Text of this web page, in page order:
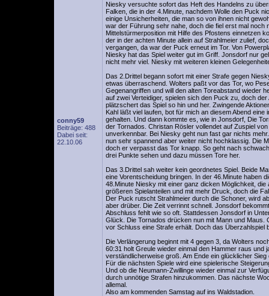
conny59
Beiträge: 488
Dabei seit:
22.10.06
Niesky versuchte sofort das Heft des Handelns zu
Falken, die in der 4.Minute, nachdem Wolle den Puck
einige Unsicherheiten, die man so von ihnen nicht
war der Führung sehr nahe, doch die fiel erst mal
Mittelstürmerposition mit Hilfe des Pfostens einnetzen
der in der achten Minute allein auf Strahlmeier zulief,
vergangen, da war der Puck erneut im Tor. Von
Niesky hat das Spiel weiter gut im Griff. Jonsdorf nur
nicht mehr viel. Niesky mit weiteren kleinen
Das 2.Drittel begann sofort mit einer Strafe gegen
etwas überraschend. Wolters paßt vor das Tor, wo
Gegenangriffen und will den alten Toreabstand wieder
auf zwei Verteidiger, spielen sich den Puck zu, doch
plätzschert das Spiel so hin und her. Zwingende
Kahl läßt viel laufen, bot für mich an diesem Abend
gehalten. Und dann kommte es, wie in Jonsdorf, Die
der Tornados. Christan Rösler vollendet auf Zuspiel
unverkennbar. Bei Niesky geht nun fast gar nichts
nun sehr spannend aber weiter nicht hochklassig. Die
doch er verpasst das Tor knapp. So geht nach
drei Punkte sehen und dazu müssen Tore her.
Das 3.Drittel sah weiter kein geordnetes Spiel. Beide
eine Vorentscheidung bringen. In der 46.Minute haben
48.Minute Niesky mit einer ganz dicken Möglichkeit,
größeren Spielanteilen und mit mehr Druck, doch die
Der Puck rutscht Strahlmeier durch die Schoner, wird
aber drüber. Die Zeit verrinnt schnell. Jonsdorf
Abschluss fehlt wie so oft. Stattdessen Jonsdorf in
Glück. Die Tornados drücken nun mit Mann und
vor Schluss eine Strafe erhält. Doch das Überzahlspiel
Die Verlängerung beginnt mit 4 gegen 3, da Wolters
60:31 holt Greule wieder einmal den Hammer raus
verständlicherweise groß. Am Ende ein glücklicher Sieg
Für die nächsten Spiele wird eine spielerische
Und ob die Neumann-Zwillinge wieder einmal zur
durch unnötige Strafen hinzukommen. Das nächste
allemal.
Also am kommenden Samstag auf ins Waldstadion.